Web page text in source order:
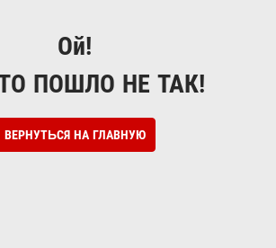
Ой!
ПОШЛО НЕ ТАК!
ВЕРНУТЬСЯ НА ГЛАВНУЮ